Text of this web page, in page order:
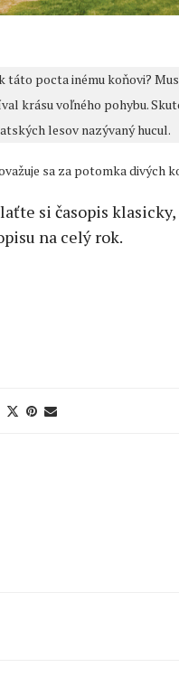
pocta inému koňovi?
krásu voľného pohybu.
lesov nazývaný hucul.
sa za potomka divých
si časopis
na celý rok.